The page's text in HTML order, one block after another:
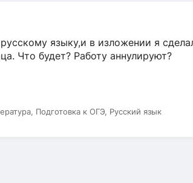
языку,и в изложении я
Что будет? Работу аннулируют?
Подготовка к ОГЭ, Русский язык